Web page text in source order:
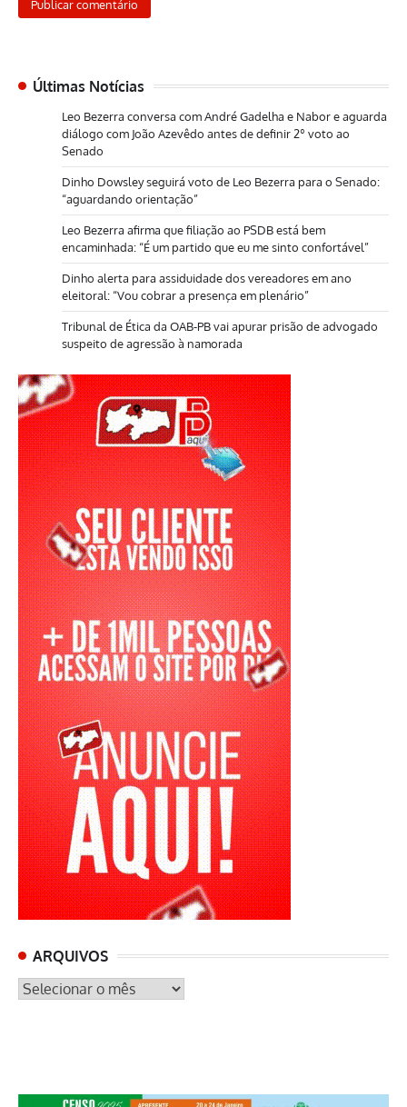
Últimas Notícias
Leo Bezerra conversa com André Gadelha e Nabor e aguarda
diálogo com João Azevêdo antes de definir 2º voto ao
Senado
Dinho Dowsley seguirá voto de Leo Bezerra para o Senado:
“aguardando orientação”
Leo Bezerra afirma que filiação ao PSDB está bem
encaminhada: “É um partido que eu me sinto confortável”
Dinho alerta para assiduidade dos vereadores em ano
eleitoral: “Vou cobrar a presença em plenário”
Tribunal de Ética da OAB-PB vai apurar prisão de advogado
suspeito de agressão à namorada
ARQUIVOS
ARQUIVOS